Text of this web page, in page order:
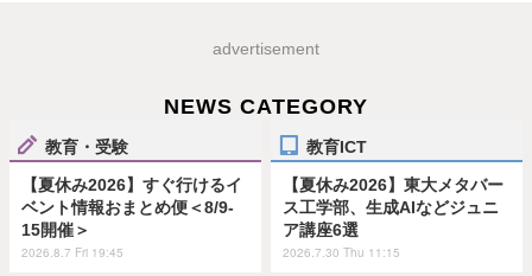
advertisement
NEWS CATEGORY
教育・受験
【夏休み2026】すぐ行けるイ
ベント情報おまとめ便＜8/9-
15開催＞
2026.8.7 Fri 19:45
教育ICT
【夏休み2026】東大メタバー
ス工学部、生成AIなどジュニ
ア講座6選
2026.7.30 Thu 11:15